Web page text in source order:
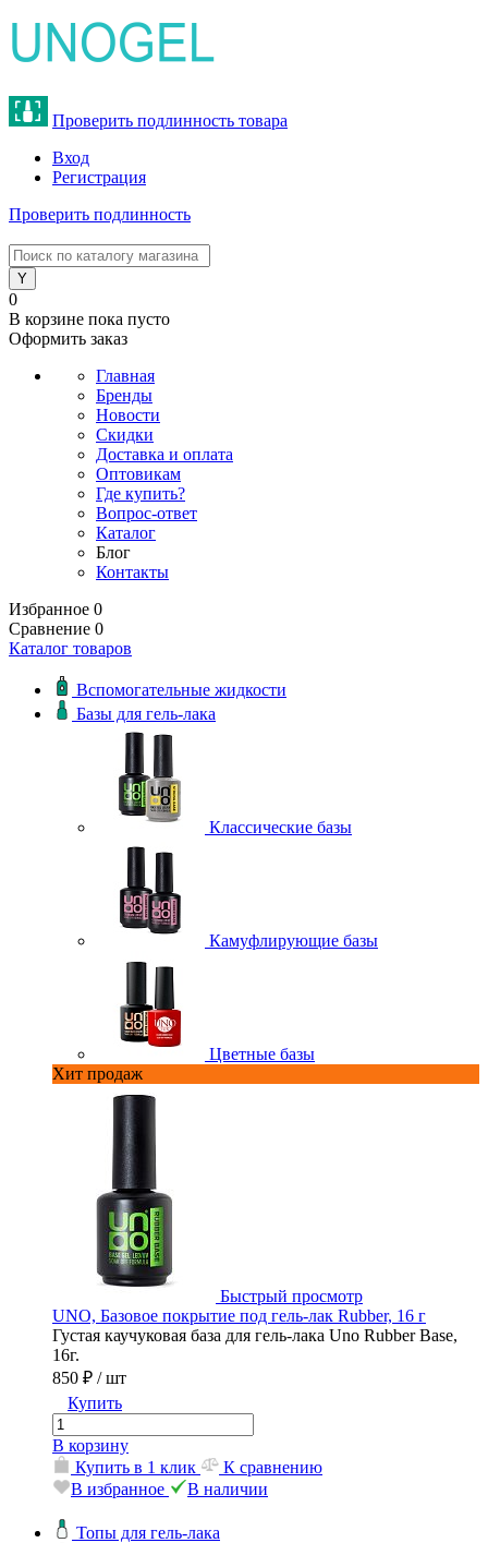
Проверить подлинность товара
Вход
Регистрация
Проверить подлинность
0
В корзине пока пусто
Оформить заказ
Главная
Бренды
Новости
Скидки
Доставка и оплата
Оптовикам
Где купить?
Вопрос-ответ
Каталог
Блог
Контакты
Избранное 0
Сравнение 0
Каталог товаров
Вспомогательные жидкости
Базы для гель-лака
Классические базы
Камуфлирующие базы
Цветные базы
Хит продаж
Быстрый просмотр
UNO, Базовое покрытие под гель-лак Rubber, 16 г
Густая каучуковая база для гель-лака Uno Rubber Base,
16г.
850 ₽ / шт
Купить
В корзину
Купить в 1 клик
К сравнению
В избранное
В наличии
Топы для гель-лака